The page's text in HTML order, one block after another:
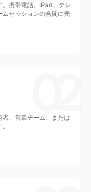
。携帯電話、iPad、テレ
セッションの合間に売
、営業チーム、または